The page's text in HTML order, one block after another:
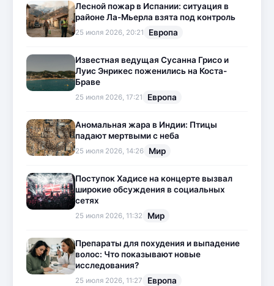
Лесной пожар в Испании: ситуация в
районе Ла-Мьерла взята под контроль
25 июля 2026, 20:21 Европа
Известная ведущая Сусанна Грисо и
Луис Энрикес поженились на Коста-
Браве
25 июля 2026, 17:21 Европа
Аномальная жара в Индии: Птицы
падают мертвыми с неба
25 июля 2026, 14:26 Мир
Поступок Хадисе на концерте вызвал
широкие обсуждения в социальных
сетях
25 июля 2026, 11:32 Мир
Препараты для похудения и выпадение
волос: Что показывают новые
исследования?
25 июля 2026, 11:27 Европа